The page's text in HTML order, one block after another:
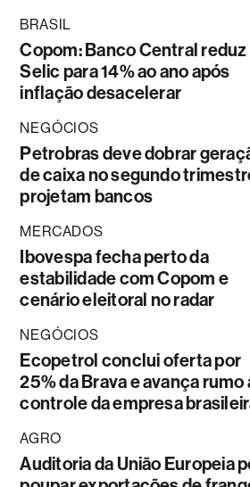
BRASIL
Copom: Banco Central reduz
Selic para 14% ao ano após
inflação desacelerar
NEGÓCIOS
Petrobras deve dobrar
de caixa no segundo
projetam bancos
MERCADOS
Ibovespa fecha perto da
estabilidade com Copom e
cenário eleitoral no radar
NEGÓCIOS
Ecopetrol conclui oferta por
25% da Brava e avança rumo
controle da empresa
AGRO
Auditoria da União Europeia